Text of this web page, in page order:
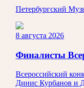
Петербургский
8 августа 2026
Финалисты
Всероссийский
Динис Курбанов и